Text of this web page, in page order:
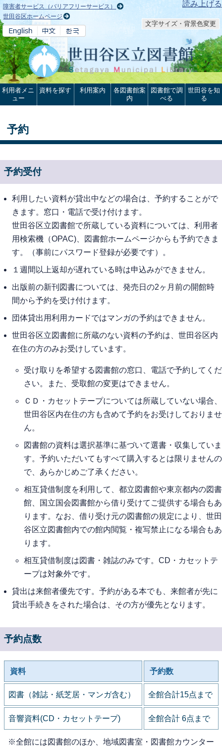
本文へ 読み上げる
障害者サービス（バリアフリーサービス）
世田谷区ホームページ
文字サイズ・背景色変更
利用者メニ
ュー
資料を探す 利用案内
各図書館案
内
図書館で調
べる
世田谷を知
る
予約
予約受付
利用したい資料が貸出中などの場合は、予約することがで
きます。窓口・電話で受け付けます。
世田谷区立図書館で所蔵している資料については、利用者
用検索機（OPAC)、図書館ホームページからも予約できま
す。（事前にパスワード登録が必要です）。
１週間以上返却が遅れている時は申込みができません。
出版前の新刊図書については、発売日の2ヶ月前の開館時
間から予約を受け付けます。
団体貸出用利用カードではマンガの予約はできません。
世田谷区立図書館に所蔵のない資料の予約は、世田谷区内
在住の方のみお受けしています。
受け取りを希望する図書館の窓口、電話で予約してくだ
さい。また、受取館の変更はできません。
ＣＤ・カセットテープについては所蔵していない場合、
世田谷区内在住の方も含めて予約をお受けしておりませ
ん。
図書館の資料は選択基準に基づいて選書・収集していま
す。予約いただいてもすべて購入するとは限りませんの
で、あらかじめご了承ください。
相互貸借制度を利用して、都立図書館や東京都内の図書
館、国立国会図書館から借り受けてご提供する場合もあ
ります。なお、借り受け元の図書館の規定により、世田
谷区立図書館内での館内閲覧・複写禁止になる場合もあ
ります。
相互貸借制度は図書・雑誌のみです。CD・カセットテ
ープは対象外です。
貸出は来館者優先です。予約がある本でも、来館者が先に
貸出手続きをされた場合は、その方が優先となります。
予約点数
資料 予約数
図書（雑誌・紙芝居・マンガ含む） 全館合計15点まで
音響資料(CD・カセットテープ) 全館合計 6点まで
※全館には図書館のほか、地域図書室・図書館カウンター